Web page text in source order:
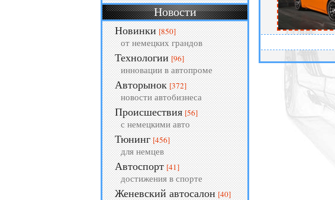
Новости
Новинки [850]
от немецких грандов
Технологии [96]
инновации в автопроме
Авторынок [372]
новости автобизнеса
Происшествия [56]
с немецкими авто
Тюнинг [456]
для немцев
Автоспорт [41]
достижения в спорте
Женевский автосалон [40]